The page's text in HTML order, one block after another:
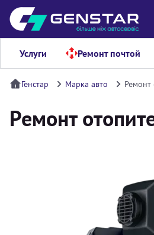
Услуги Ремонт почтой
Генстар Марка авто Ремонт
Ремонт